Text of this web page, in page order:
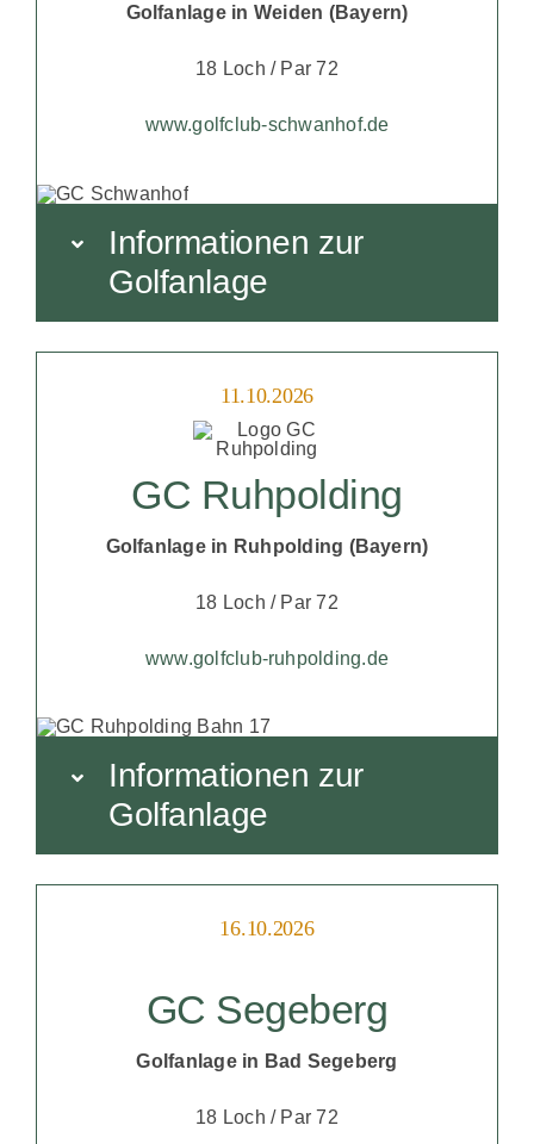
Golfanlage in Weiden (Bayern)
18 Loch / Par 72
www.golfclub-schwanhof.de
Informationen zur
Golfanlage
11.10.2026
GC Ruhpolding
Golfanlage in Ruhpolding (Bayern)
18 Loch / Par 72
www.golfclub-ruhpolding.de
Informationen zur
Golfanlage
16.10.2026
GC Segeberg
Golfanlage in Bad Segeberg
18 Loch / Par 72